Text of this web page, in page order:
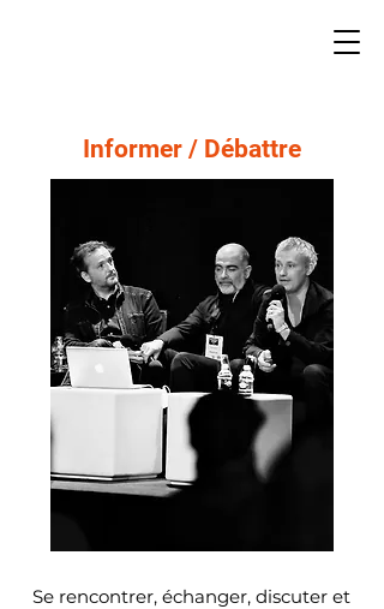
Informer / Débattre
Se rencontrer, échanger, discuter et